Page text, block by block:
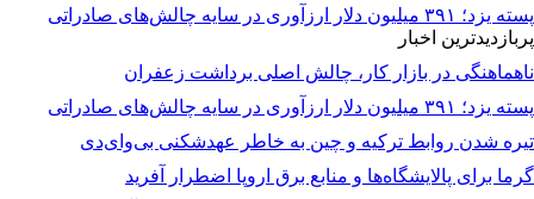
پسته یزد؛ ۳۹۱ میلیون دلار ارزآوری در سایه چالش‌های صادراتی
پربازدیدترین اخبار
ناهماهنگی در بازار کار، چالش اصلی برداشت زعفران
پسته یزد؛ ۳۹۱ میلیون دلار ارزآوری در سایه چالش‌های صادراتی
تیره شدن روابط ترکیه و چین به خاطر عهدشکنی بی‌وای‌دی
گرما برای پالایشگاه‌ها و منابع برق اروپا اضطرار آفرید